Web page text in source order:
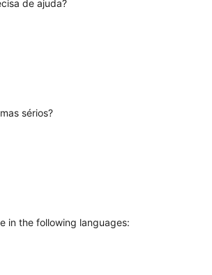
de ajuda?
sérios?
in the following languages: